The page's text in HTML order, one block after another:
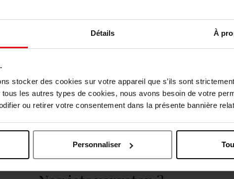
Détails À
stocker des cookies sur votre appareil que s’ils sont
les autres types de cookies, nous avons besoin de votre
ou retirer votre consentement dans la présente bannière
Personnaliser